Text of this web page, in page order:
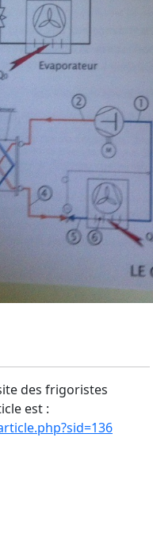
des frigoristes
est :